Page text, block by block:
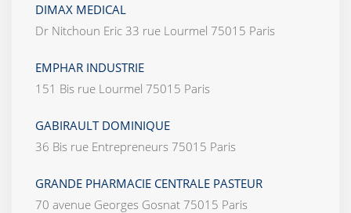
DIMAX MEDICAL
Dr Nitchoun Eric 33 rue Lourmel 75015 Paris
EMPHAR INDUSTRIE
151 Bis rue Lourmel 75015 Paris
GABIRAULT DOMINIQUE
36 Bis rue Entrepreneurs 75015 Paris
GRANDE PHARMACIE CENTRALE PASTEUR
70 avenue Georges Gosnat 75015 Paris